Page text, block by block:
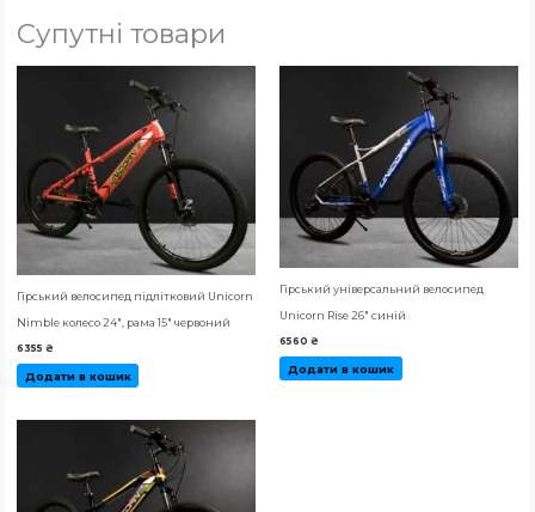
Супутні товари
Гірський велосипед підлітковий Unicorn
Nimble колесо 24″, рама 15″ червоний
6355 ₴
Додати в кошик
Гірський універсальний велосипед
Unicorn Rise 26″ синій
6560 ₴
Додати в кошик